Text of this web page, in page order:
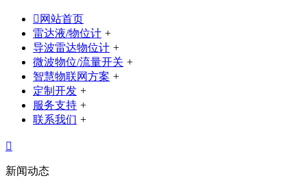
 网站首页
雷达液/物位计 +
导波雷达物位计 +
微波物位/流量开关 +
智慧物联网方案 +
定制开发 +
服务支持 +
联系我们 +

新闻动态